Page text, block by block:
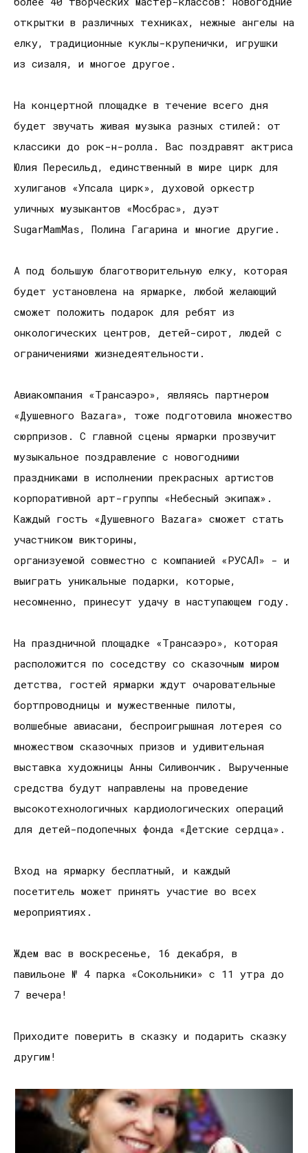
открытки в различных техниках, нежные ангелы на
елку, традиционные куклы-крупенички, игрушки
из сизаля, и многое другое.
На концертной площадке в течение всего дня
будет звучать живая музыка разных стилей: от
классики до рок-н-ролла. Вас поздравят актриса
Юлия Пересильд, единственный в мире цирк для
хулиганов «Упсала цирк», духовой оркестр
уличных музыкантов «Мосбрас», дуэт
SugarMamMas, Полина Гагарина и многие другие.
А под большую благотворительную елку, которая
будет установлена на ярмарке, любой желающий
сможет положить подарок для ребят из
онкологических центров, детей-сирот, людей с
ограничениями жизнедеятельности.
Авиакомпания «Трансаэро», являясь партнером
«Душевного Bazarа», тоже подготовила множество
сюрпризов. С главной сцены ярмарки прозвучит
музыкальное поздравление с новогодними
праздниками в исполнении прекрасных артистов
корпоративной арт-группы «Небесный экипаж».
Каждый гость «Душевного Bazarа» сможет стать
участником викторины,
организуемой совместно с компанией «РУСАЛ» - и
выиграть уникальные подарки, которые,
несомненно, принесут удачу в наступающем году.
На праздничной площадке «Трансаэро», которая
расположится по соседству со сказочным миром
детства, гостей ярмарки ждут очаровательные
бортпроводницы и мужественные пилоты,
волшебные авиасани, беспроигрышная лотерея со
множеством сказочных призов и удивительная
выставка художницы Анны Силивончик. Вырученные
средства будут направлены на проведение
высокотехнологичных кардиологических операций
для детей-подопечных фонда «Детские сердца».
Вход на ярмарку бесплатный, и каждый
посетитель может принять участие во всех
мероприятиях.
Ждем вас в воскресенье, 16 декабря, в
павильоне № 4 парка «Сокольники» с 11 утра до
7 вечера!
Приходите поверить в сказку и подарить сказку
другим!